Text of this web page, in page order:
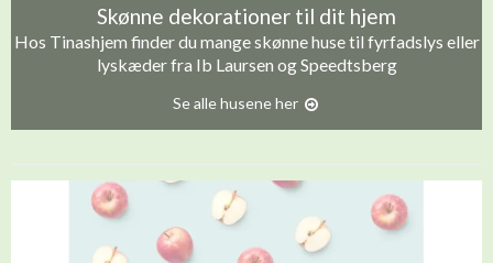
Skønne dekorationer til dit hjem
Hos Tinashjem finder du mange skønne huse til fyrfadslys eller
lyskæder fra Ib Laursen og Speedtsberg
Se alle husene her